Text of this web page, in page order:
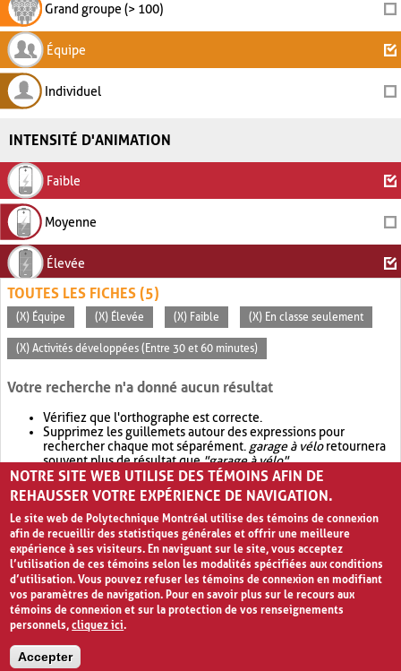
Grand groupe (> 100)
Équipe
Individuel
INTENSITÉ D'ANIMATION
Faible
Moyenne
Élevée
TOUTES LES FICHES (5)
(X) Équipe (X) Élevée (X) Faible (X) En classe seulement
(X) Activités développées (Entre 30 et 60 minutes)
Votre recherche n'a donné aucun résultat
Vérifiez que l'orthographe est correcte.
Supprimez les guillemets autour des expressions pour
rechercher chaque mot séparément. garage à véloretournera
souvent plus de résultat que"garage à vélo".
Envisagez d'élargir votre recherche avec OR.garage OR vélo
retournera souvent plus de résultat quegarage à vélo
NOTRE SITE WEB UTILISE DES TÉMOINS AFIN DE
REHAUSSER VOTRE EXPÉRIENCE DE NAVIGATION.
Le site web de Polytechnique Montréal utilise des témoins de connexion
afin de recueillir des statistiques générales et offrir une meilleure
expérience à ses visiteurs. En naviguant sur le site, vous acceptez
l’utilisation de ces témoins selon les modalités spécifiées aux conditions
d’utilisation. Vous pouvez refuser les témoins de connexion en modifiant
vos paramètres de navigation. Pour en savoir plus sur le recours aux
témoins de connexion et sur la protection de vos renseignements
personnels,cliquez ici.
Accepter